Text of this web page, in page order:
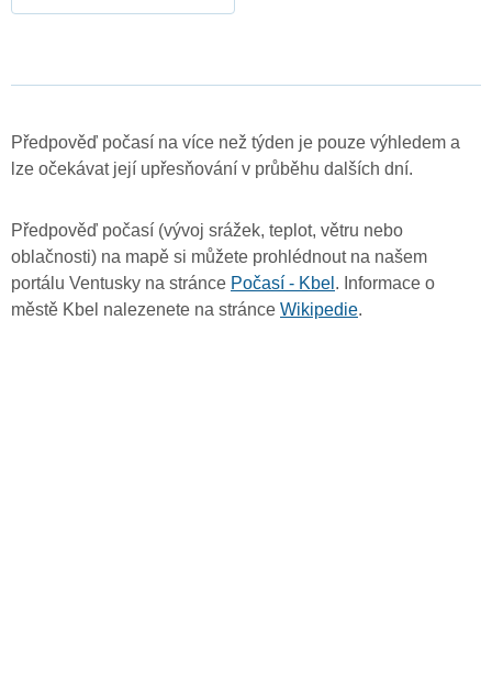
Předpověď počasí na více než týden je pouze výhledem a
lze očekávat její upřesňování v průběhu dalších dní.
Předpověď počasí (vývoj srážek, teplot, větru nebo
oblačnosti) na mapě si můžete prohlédnout na našem
portálu Ventusky na stránce Počasí - Kbel . Informace o
městě Kbel nalezenete na stránce Wikipedie.